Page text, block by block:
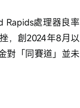
Rapids處理器良率
，創2024年8月以
對「同賽道」並未